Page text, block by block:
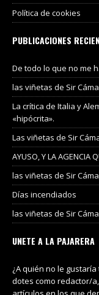
Política de cookies
PUBLICACIONES
De todo lo que no me
las viñetas de Sir
La crítica de Italia y
«hipócrita».
Las viñetas de Sir
AYUSO, Y LA AGENCIA
las viñetas de Sir
Días incendiados
las viñetas de Sir
UNETE A LA PAJARERA
¿A quién no le
dotes como redactor/